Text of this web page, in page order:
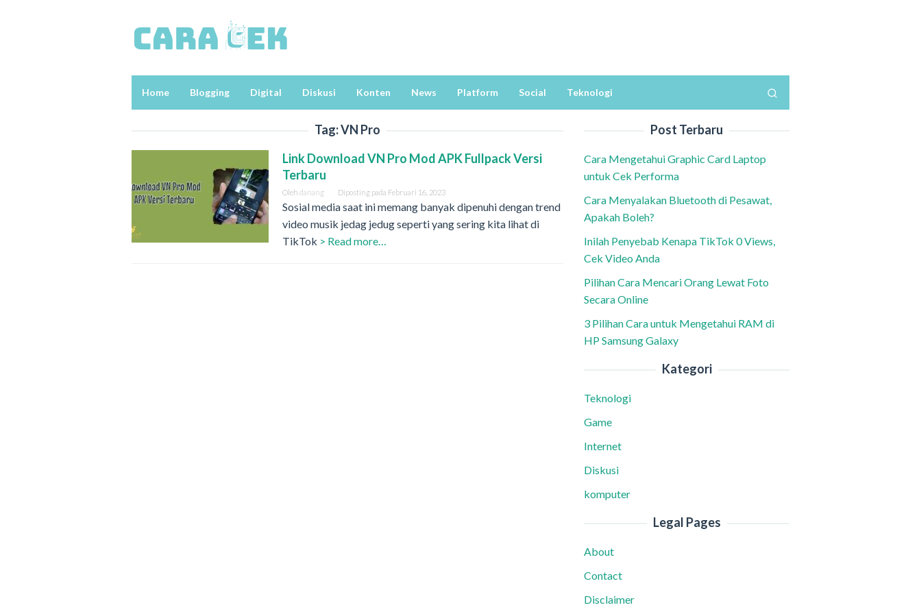
Home Blogging Digital Diskusi Konten News Platform Social Teknologi
Tag:VN Pro
Link Download VN Pro Mod APK Fullpack Versi
Terbaru
Oleh danang Diposting pada Februari 16, 2023
Sosial media saat ini memang banyak dipenuhi dengan trend
video musik jedag jedug seperti yang sering kita lihat di
TikTok > Read more…
Post Terbaru
Cara Mengetahui Graphic Card Laptop
untuk Cek Performa
Cara Menyalakan Bluetooth di Pesawat,
Apakah Boleh?
Inilah Penyebab Kenapa TikTok 0 Views,
Cek Video Anda
Pilihan Cara Mencari Orang Lewat Foto
Secara Online
3 Pilihan Cara untuk Mengetahui RAM di
HP Samsung Galaxy
Kategori
Teknologi
Game
Internet
Diskusi
komputer
Legal Pages
About
Contact
Disclaimer